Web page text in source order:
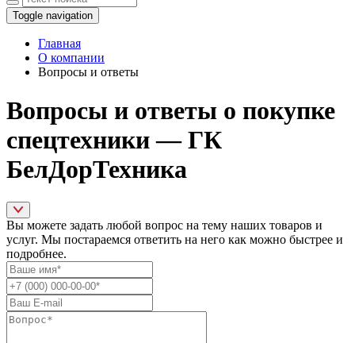
Toggle navigation
Главная
О компании
Вопросы и ответы
Вопросы и ответы о покупке
спецтехники — ГК
БелДорТехника
Вы можете задать любой вопрос на тему наших товаров и
услуг. Мы постараемся ответить на него как можно быстрее и
подробнее.